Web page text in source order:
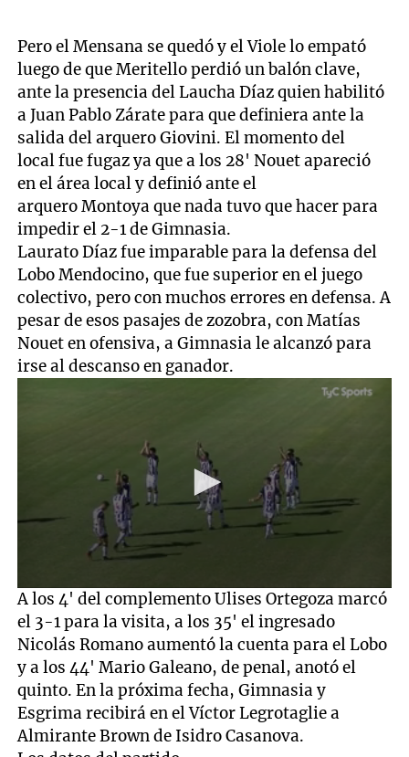
Pero el Mensana se quedó y el Viole lo empató
luego de que Meritello perdió un balón clave,
ante la presencia del Laucha Díaz quien habilitó
a Juan Pablo Zárate para que definiera ante la
salida del arquero Giovini. El momento del
local fue fugaz ya que a los 28' Nouet apareció
en el área local y definió ante el
arquero Montoya que nada tuvo que hacer para
impedir el 2-1 de Gimnasia.
Laurato Díaz fue imparable para la defensa del
Lobo Mendocino, que fue superior en el juego
colectivo, pero con muchos errores en defensa. A
pesar de esos pasajes de zozobra, con Matías
Nouet en ofensiva, a Gimnasia le alcanzó para
irse al descanso en ganador.
0
seconds
of
6
minutes,
11
seconds
A los 4' del complemento Ulises Ortegoza marcó
el 3-1 para la visita, a los 35' el ingresado
Nicolás Romano aumentó la cuenta para el Lobo
y a los 44' Mario Galeano, de penal, anotó el
quinto. En la próxima fecha, Gimnasia y
Esgrima recibirá en el Víctor Legrotaglie a
Almirante Brown de Isidro Casanova.